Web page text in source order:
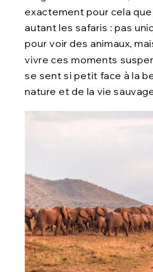
exactement pour cela que
autant les safaris : pas
pour voir des animaux,
vivre ces moments
se sent si petit face à la
nature et de la vie